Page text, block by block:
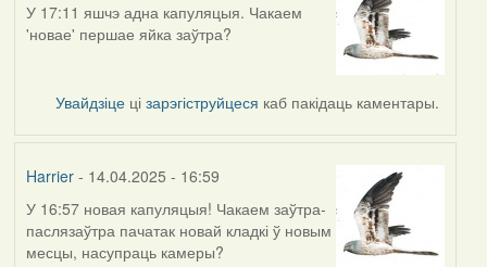
У 17:11 яшчэ адна капуляцыя. Чакаем
'новае' першае яйка заўтра?
Увайдзіце цізарэгіструйцеся каб пакідаць каментары.
Harrier- 14.04.2025 - 16:59
У 16:57 новая капуляцыя! Чакаем заўтра-
паслязаўтра пачатак новай кладкі ў новым
месцы, насупраць камеры?